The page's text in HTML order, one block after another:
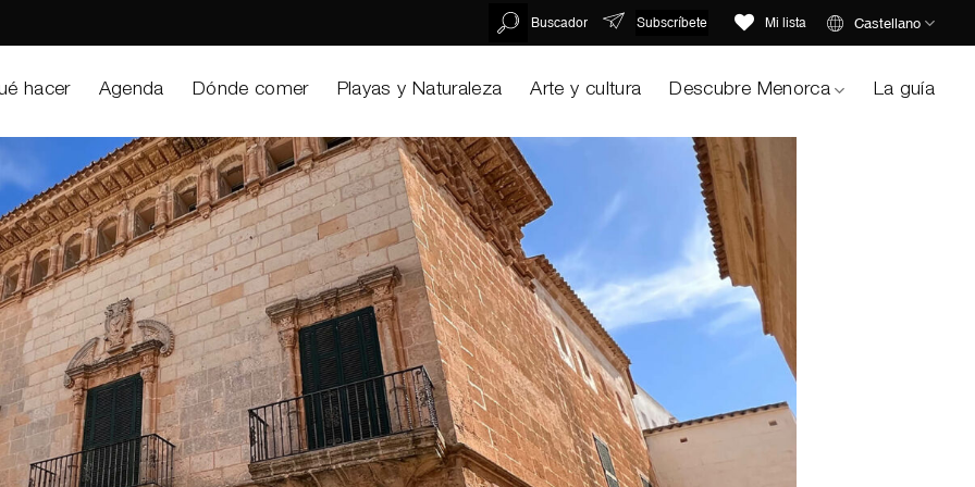
Buscador Subscríbete Mi lista Castellano
hacer Agenda Dónde comer Playas y Naturaleza Arte y cultura Descubre Menorca La guía